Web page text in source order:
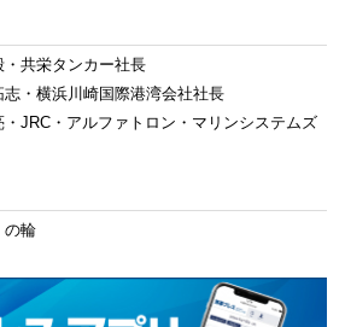
・共栄タンカー社長
志・横浜川崎国際港湾会社社長
・JRC・アルファトロン・マリンシステムズ
の輪